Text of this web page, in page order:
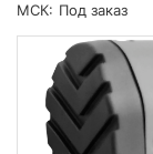
МСК: Под заказ